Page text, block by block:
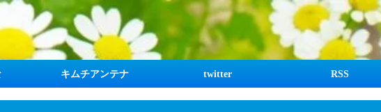
キムチアンテナ twitter RSS